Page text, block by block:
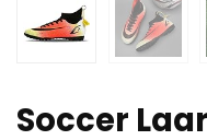
Soccer